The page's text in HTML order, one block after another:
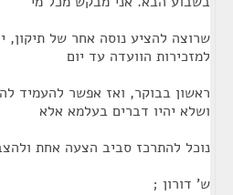
שרוצה להציע נוסה אחר של תיקון,
למזכירות הוועדה עד יום
ראשון בבוקר, ואז אפשר להעמיד
ושלא יהיו דברים בעלמא אלא
נוכל להתרכז סביב הצעה אחת
ש' דורון ;